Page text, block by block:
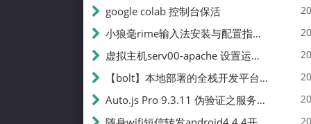
google colab 控制台保活
小狼毫rime输入法安装与配置指南：从基础到高级自定义
虚拟主机serv00-apache 设置运行目录
【bolt】本地部署的全栈开发平台，支持本地及众多API，本地一键生成应用，部署教程
Auto.js Pro 9.3.11 伪验证之服务器接口 Nginx 版
231k
总字数
👥